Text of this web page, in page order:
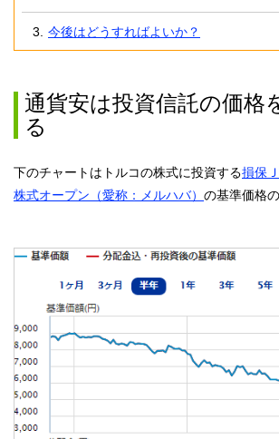
今後はどうすればよいか？
通貨安は投資信託の価格
る
下のチャートはトルコの株式に投資する損保
株式オープン（愛称：メルハバ） の基準価格